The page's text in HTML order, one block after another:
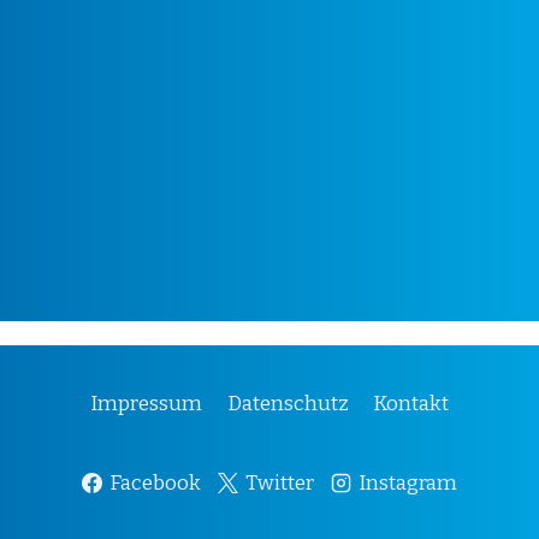
Impressum Datenschutz Kontakt
Facebook Twitter Instagram